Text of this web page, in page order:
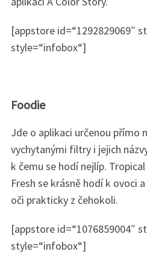
[appstore id=“1292829069″
style=“infobox“]
Foodie
Jde o aplikaci určenou přímo
vychytanými filtry i jejich
k čemu se hodí nejlíp.
Fresh se krásně hodí k ovoci
oči prakticky z čehokoli.
[appstore id=“1076859004″
style=“infobox“]